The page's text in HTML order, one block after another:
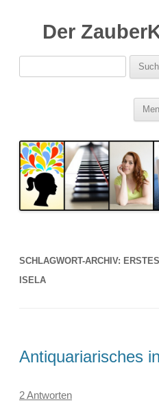
Der
Suchen
nach:
SCHLAGWORT-ARCHIV:
ISELA
Antiquariarisches
2 Antworten